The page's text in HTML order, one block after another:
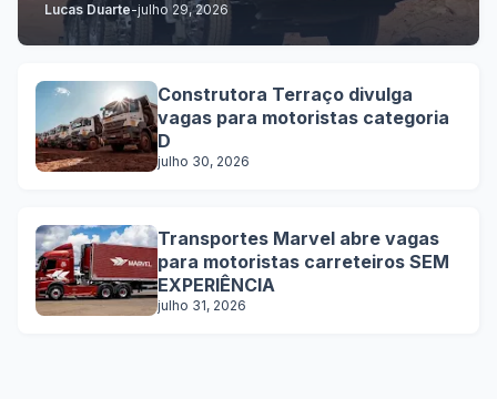
Lucas Duarte-julho 29, 2026
Construtora Terraço divulga
vagas para motoristas categoria
D
julho 30, 2026
Transportes Marvel abre vagas
para motoristas carreteiros SEM
EXPERIÊNCIA
julho 31, 2026